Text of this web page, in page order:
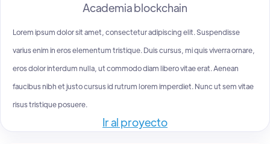
Academia blockchain
Lorem ipsum dolor sit amet, consectetur adipiscing elit. Suspendisse
varius enim in eros elementum tristique. Duis cursus, mi quis viverra ornare,
eros dolor interdum nulla, ut commodo diam libero vitae erat. Aenean
faucibus nibh et justo cursus id rutrum lorem imperdiet. Nunc ut sem vitae
risus tristique posuere.
Ir al proyecto